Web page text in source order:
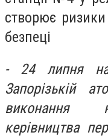
створює ризики
безпеці
- 24 липня на
Запорізькій
виконання
керівництва